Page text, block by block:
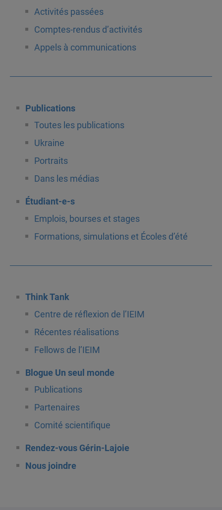
Activités passées
Comptes-rendus d’activités
Appels à communications
Publications
Toutes les publications
Ukraine
Portraits
Dans les médias
Étudiant-e-s
Emplois, bourses et stages
Formations, simulations et Écoles d’été
Think Tank
Centre de réflexion de l’IEIM
Récentes réalisations
Fellows de l’IEIM
Blogue Un seul monde
Publications
Partenaires
Comité scientifique
Rendez-vous Gérin-Lajoie
Nous joindre